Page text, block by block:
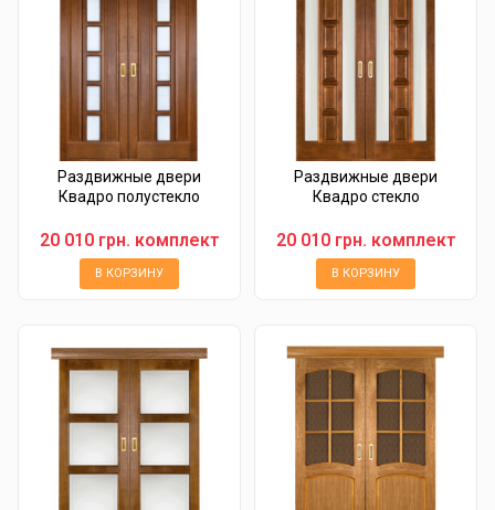
Раздвижные двери
Квадро полустекло
20 010 грн. комплект
В КОРЗИНУ
Раздвижные двери
Квадро стекло
20 010 грн. комплект
В КОРЗИНУ